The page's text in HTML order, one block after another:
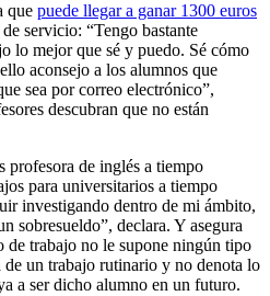
que puede llegar a ganar 1300 euros
servicio: “Tengo bastante
lo mejor que sé y puedo. Sé cómo
aconsejo a los alumnos que
sea por correo electrónico”,
descubran que no están
profesora de inglés a tiempo
para universitarios a tiempo
investigando dentro de mi ámbito,
sobresueldo”, declara. Y asegura
de trabajo no le supone ningún tipo
de un trabajo rutinario y no denota lo
a ser dicho alumno en un futuro.